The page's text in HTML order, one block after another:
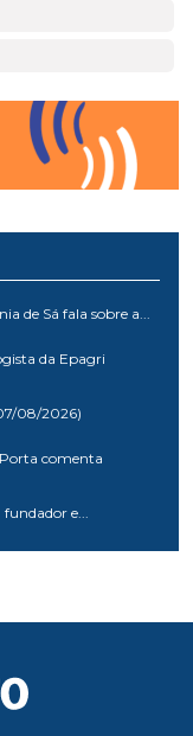
de Sá fala sobre a...
da Epagri
08/2026)
comenta
e...